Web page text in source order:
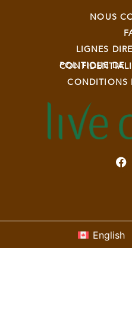
NOUS
LIGNES
POLITIQUE DE
CONDITIONS
English